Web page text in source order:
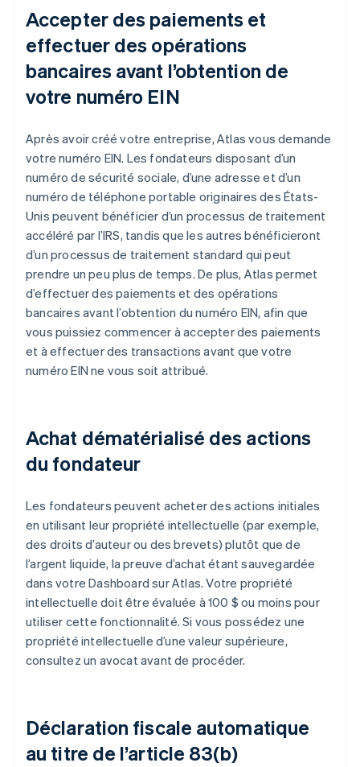
Accepter des paiements et
effectuer des opérations
bancaires avant l’obtention de
votre numéro EIN
Après avoir créé votre entreprise, Atlas vous demande
votre numéro EIN. Les fondateurs disposant d’un
numéro de sécurité sociale, d’une adresse et d’un
numéro de téléphone portable originaires des États-
Unis peuvent bénéficier d’un processus de traitement
accéléré par l’IRS, tandis que les autres bénéficieront
d’un processus de traitement standard qui peut
prendre un peu plus de temps. De plus, Atlas permet
d’effectuer des paiements et des opérations
bancaires avant l’obtention du numéro EIN, afin que
vous puissiez commencer à accepter des paiements
et à effectuer des transactions avant que votre
numéro EIN ne vous soit attribué.
Achat dématérialisé des actions
du fondateur
Les fondateurs peuvent acheter des actions initiales
en utilisant leur propriété intellectuelle (par exemple,
des droits d’auteur ou des brevets) plutôt que de
l’argent liquide, la preuve d’achat étant sauvegardée
dans votre Dashboard sur Atlas. Votre propriété
intellectuelle doit être évaluée à 100 $ ou moins pour
utiliser cette fonctionnalité. Si vous possédez une
propriété intellectuelle d’une valeur supérieure,
consultez un avocat avant de procéder.
Déclaration fiscale automatique
au titre de l’article 83(b)